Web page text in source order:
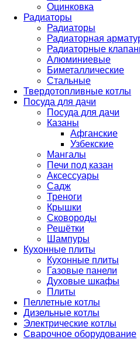
Оцинковка
Радиаторы
Радиаторы
Радиаторная
Радиаторные
Алюминиевые
Биметаллические
Стальные
Твердотопливные котлы
Посуда для дачи
Посуда для дачи
Казаны
Афганские
Узбекские
Мангалы
Печи под казан
Аксессуары
Садж
Треноги
Крышки
Сковороды
Решётки
Шампуры
Кухонные плиты
Кухонные плиты
Газовые панели
Духовые шкафы
Плиты
Пеллетные котлы
Дизельные котлы
Электрические котлы
Сварочное оборудование